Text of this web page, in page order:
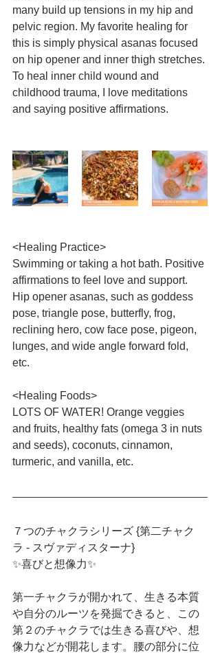
many build up tensions in my hip and
pelvic region. My favorite healing for
this is simply physical asanas focused
on hip opener and inner thigh stretches.
To heal inner child wound and
childhood trauma, I love meditations
and saying positive affirmations.
<Healing Practice>
Swimming or taking a hot bath. Positive
affirmations to feel love and support.
Hip opener asanas, such as goddess
pose, triangle pose, butterfly, frog,
reclining hero, cow face pose, pigeon,
lunges, and wide angle forward fold,
etc.
<Healing Foods>
LOTS OF WATER! Orange veggies
and fruits, healthy fats (omega 3 in nuts
and seeds), coconuts, cinnamon,
turmeric, and vanilla, etc.
７つのチャクラシリーズ {第二チャク
ラ - スヴァディスターナ}
✨喜びと想像力✨
第一チャクラが開かれて、生きる本質
や自分のルーツを発掘できると、この
第２のチャクラでは生きる喜びや、想
像力などが開花します。腰の部分に位